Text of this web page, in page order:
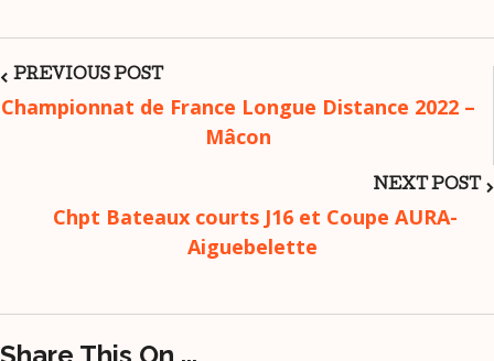
Post
Navigation
PREVIOUS POST
Championnat de France Longue Distance 2022 –
Mâcon
NEXT POST
Chpt Bateaux courts J16 et Coupe AURA-
Aiguebelette